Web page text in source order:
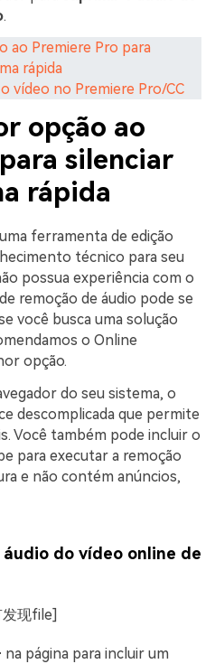
.
ao Premiere Pro para
rápida
vídeo no Premiere Pro/CC
opção ao
silenciar
rápida
ferramenta de edição
técnico para seu
possua experiência com o
remoção de áudio pode se
você busca uma solução
o Online
opção.
do seu sistema, o
descomplicada que permite
Você também pode incluir o
para executar a remoção
e não contém anúncios,
do vídeo online de
发现file]
na página para incluir um